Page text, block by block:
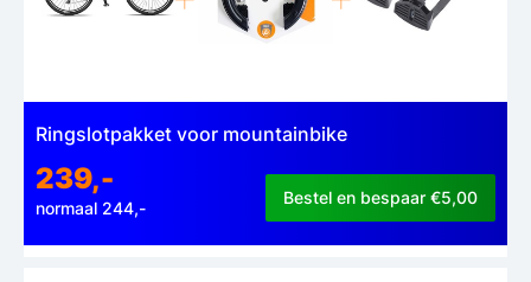
Ringslotpakket voor mountainbike
239,-
normaal 244,-
Bestel en bespaar €5,00